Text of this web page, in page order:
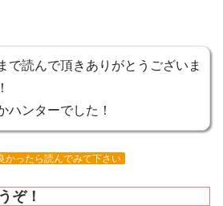
で読んで頂きありがとうございま
ハンターでした！
かったら読んでみて下さい
ぞ！